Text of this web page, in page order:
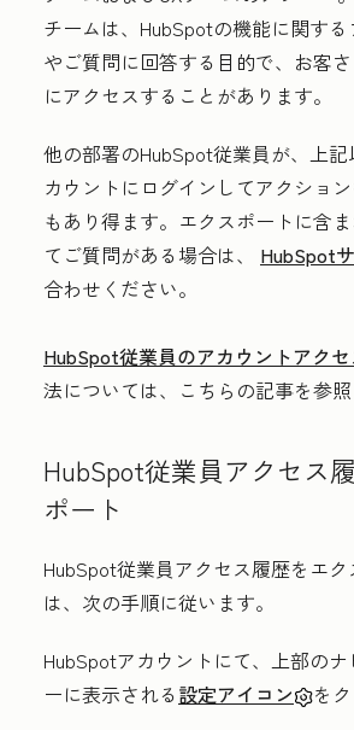
チームは、HubSpotの機能に関す
やご質問に回答する目的で、お客
にアクセスすることがあります。
他の部署のHubSpot従業員が、上
カウントにログインしてアクショ
もあり得ます。エクスポートに含
てご質問がある場合は、 HubSpot
合わせください。
HubSpot従業員のアカウントアク
法については、こちらの記事を参照
HubSpot従業員アクセス
ポート
HubSpot従業員アクセス履歴をエ
は、次の手順に従います。
HubSpotアカウントにて、上部の
ーに表示される設定アイコン
を